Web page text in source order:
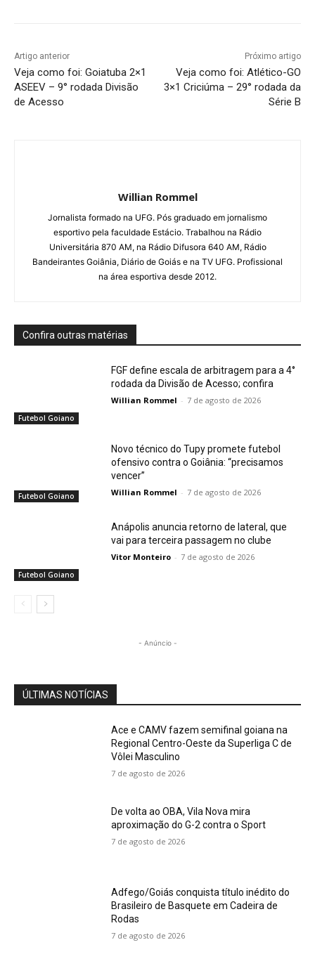
Artigo anterior
Veja como foi: Goiatuba 2×1
ASEEV – 9° rodada Divisão
de Acesso
Próximo artigo
Veja como foi: Atlético-GO
3×1 Criciúma – 29° rodada da
Série B
Willian Rommel
Jornalista formado na UFG. Pós graduado em jornalismo
esportivo pela faculdade Estácio. Trabalhou na Rádio
Universitária 870 AM, na Rádio Difusora 640 AM, Rádio
Bandeirantes Goiânia, Diário de Goiás e na TV UFG. Profissional
na área esportiva desde 2012.
Confira outras matérias
Futebol Goiano
FGF define escala de arbitragem para a 4°
rodada da Divisão de Acesso; confira
Willian Rommel - 7 de agosto de 2026
Futebol Goiano
Novo técnico do Tupy promete futebol
ofensivo contra o Goiânia: “precisamos
vencer”
Willian Rommel - 7 de agosto de 2026
Futebol Goiano
Anápolis anuncia retorno de lateral, que
vai para terceira passagem no clube
Vitor Monteiro - 7 de agosto de 2026
- Anúncio -
ÚLTIMAS NOTÍCIAS
Ace e CAMV fazem semifinal goiana na
Regional Centro-Oeste da Superliga C de
Vôlei Masculino
7 de agosto de 2026
De volta ao OBA, Vila Nova mira
aproximação do G-2 contra o Sport
7 de agosto de 2026
Adfego/Goiás conquista título inédito do
Brasileiro de Basquete em Cadeira de
Rodas
7 de agosto de 2026